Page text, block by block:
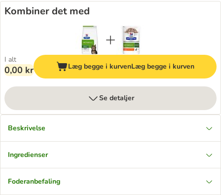
Kombiner det med
I alt
0,00 kr Læg begge i kurvenLæg begge i kurven
Se detaljer
Beskrivelse
Ingredienser
Foderanbefaling